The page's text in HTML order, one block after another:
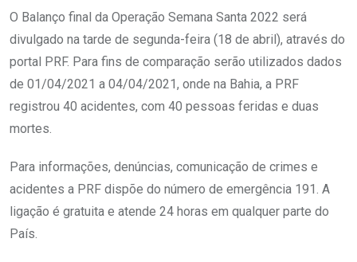
O Balanço final da Operação Semana Santa 2022 será
divulgado na tarde de segunda-feira (18 de abril), através do
portal PRF. Para fins de comparação serão utilizados dados
de 01/04/2021 a 04/04/2021, onde na Bahia, a PRF
registrou 40 acidentes, com 40 pessoas feridas e duas
mortes.
Para informações, denúncias, comunicação de crimes e
acidentes a PRF dispõe do número de emergência 191. A
ligação é gratuita e atende 24 horas em qualquer parte do
País.